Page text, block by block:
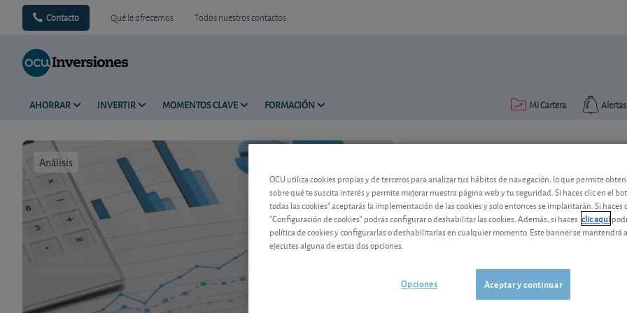
Contacto Qué le ofrecemos Todos nuestros contactos
AHORRAR INVERTIR MOMENTOS CLAVE FORMACIÓN Alertas
Mi Cartera
Análisis
Novartis lanzará nuevos
El grupo farmacéutico suizo da
OCU utiliza cookies propias y de terceros para analizar tus hábitos de navegación, lo que permite
sobre qué te suscita interés y permite mejorar nuestra página web y tu seguridad. Si haces clic en el
todas las cookies" aceptarás la implementación de las cookies y solo entonces se implantarán. Si haces
"Configuración de cookies" podrás configurar o deshabilitar las cookies. Además, si haces clic aquí
política de cookies y configurarlas o deshabilitarlas en cualquier momento. Este banner se mantendrá
ejecutes alguna de estas dos opciones.
Aceptar y continuar
Opciones